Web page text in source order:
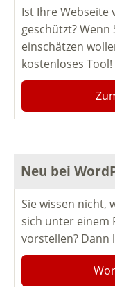
Ist Ihre Webseite
geschützt? Wenn
einschätzen
kostenloses Tool!
Neu bei
Sie wissen nicht,
sich unter einem
vorstellen? Dann